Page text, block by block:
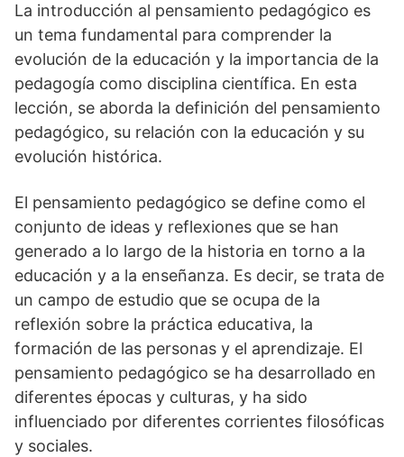
La introducción al pensamiento pedagógico es
un tema fundamental para comprender la
evolución de la educación y la importancia de la
pedagogía como disciplina científica. En esta
lección, se aborda la definición del pensamiento
pedagógico, su relación con la educación y su
evolución histórica.
El pensamiento pedagógico se define como el
conjunto de ideas y reflexiones que se han
generado a lo largo de la historia en torno a la
educación y a la enseñanza. Es decir, se trata de
un campo de estudio que se ocupa de la
reflexión sobre la práctica educativa, la
formación de las personas y el aprendizaje. El
pensamiento pedagógico se ha desarrollado en
diferentes épocas y culturas, y ha sido
influenciado por diferentes corrientes filosóficas
y sociales.